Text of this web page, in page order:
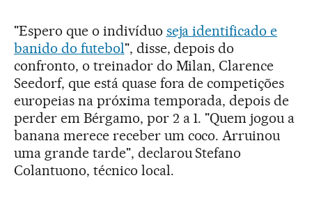
"Espero que o indivíduo seja identificado e
banido do futebol", disse, depois do
confronto, o treinador do Milan, Clarence
Seedorf, que está quase fora de competições
europeias na próxima temporada, depois de
perder em Bérgamo, por 2 a 1. "Quem jogou a
banana merece receber um coco. Arruinou
uma grande tarde", declarou Stefano
Colantuono, técnico local.